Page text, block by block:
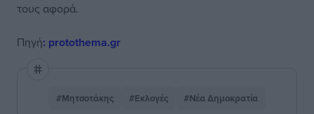
τους αφορά.
Πηγή: protothema.gr
#Μητσοτάκης #Εκλογές #Νέα Δημοκρατία